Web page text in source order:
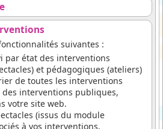
suivantes :
par état des interventions
et pédagogiques (ateliers)
de toutes les interventions
interventions publiques,
votre site web.
(issus du module
à vos interventions.